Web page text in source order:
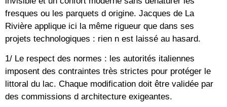
fresques ou les parquets d origine. Jacques de La
Rivière applique ici la même rigueur que dans ses
projets technologiques : rien n est laissé au hasard.
1/ Le respect des normes : les autorités italiennes
imposent des contraintes très strictes pour protéger le
littoral du lac. Chaque modification doit être validée par
des commissions d architecture exigeantes.